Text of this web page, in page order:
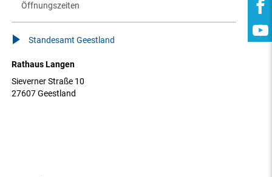
Öffnungszeiten
Standesamt Geestland
Rathaus Langen
Sieverner Straße 10
27607 Geestland